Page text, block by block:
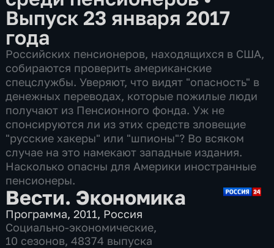
Выпуск 23 января 2017
года
Российских пенсионеров, находящихся в США,
собираются проверить американские
спецслужбы. Уверяют, что видят "опасность" в
денежных переводах, которые пожилые люди
получают из Пенсионного фонда. Уж не
спонсируются ли из этих средств зловещие
"русские хакеры" или "шпионы"? Во всяком
случае на это намекают западные издания.
Насколько опасны для Америки иностранные
пенсионеры.
Вести. Экономика
Программа,2011, Россия
Социально-экономические,
10 сезонов, 48374 выпуска